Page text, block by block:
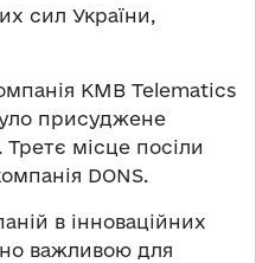
сил України,
KMB Telematics
присуджене
місце посіли
DONS.
в інноваційних
важливою для